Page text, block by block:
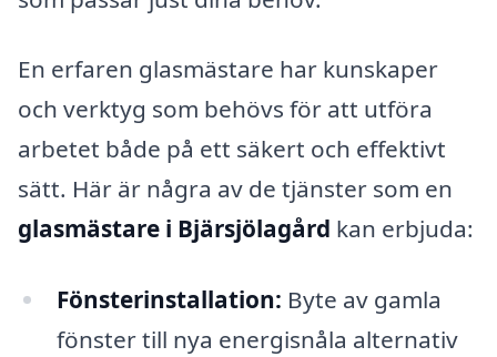
En erfaren glasmästare har kunskaper
och verktyg som behövs för att utföra
arbetet både på ett säkert och effektivt
sätt. Här är några av de tjänster som en
glasmästare i Bjärsjölagård kan erbjuda:
Fönsterinstallation: Byte av gamla
fönster till nya energisnåla alternativ